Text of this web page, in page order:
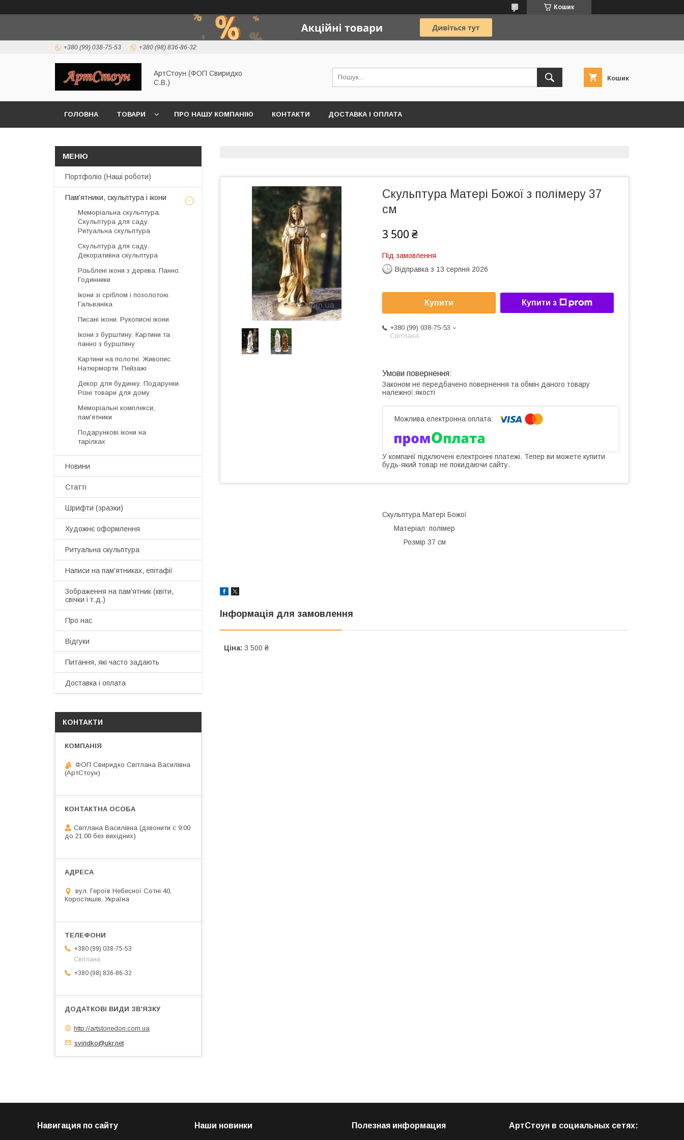
Кошик
+380 (99) 038-75-53 +380 (98) 836-86-32
АртСтоун (ФОП Свиридко
С.В.)
Кошик
ГОЛОВНА ТОВАРИ ПРО НАШУ КОМПАНІЮ КОНТАКТИ ДОСТАВКА І ОПЛАТА
Скульптура Матері Божої з полімеру 37
см
3 500 ₴
Під замовлення
Відправка з 13 серпня 2026
Купити Купити з
+380 (99) 038-75-53
Світлана
Законом не передбачено повернення та обмін даного товару
належної якості
У компанії підключені електронні платежі. Тепер ви можете купити
будь-який товар не покидаючи сайту.
Скульптура Матері Божої
Матеріал: полімер
Розмір 37 см
Інформація для замовлення
Ціна: 3 500 ₴
Портфоліо (Наші роботи)
Пам'ятники, скульптура і ікони
Меморіальна скульптура.
Скульптура для саду.
Ритуальна скульптура
Скульптура для саду.
Декоративна скульптура
Різьблені ікони з дерева. Панно.
Годинники
Ікони зі сріблом і позолотою.
Гальваніка
Писані ікони. Рукописні ікони
Ікони з бурштину. Картини та
панно з бурштину
Картини на полотні. Живопис.
Натюрморти. Пейзажі
Декор для будинку. Подарунки.
Різні товари для дому
Меморіальні комплекси,
пам'ятники
Подарункові ікони на
тарілках
Новини
Статті
Шрифти (зразки)
Художнє оформлення
Ритуальна скульптура
Написи на пам'ятниках, епітафії
Зображення на пам'ятник (квіти,
свічки і т.д.)
Про нас
Відгуки
Питання, які часто задають
Доставка і оплата
КОНТАКТИ
ФОП Свиридко Світлана Василівна
(АртСтоун)
Світлана Василівна (дзвонити с 9:00
до 21:00 без вихідних)
вул. Героїв Небесної Сотні 40,
Коростишів, Україна
+380 (99) 038-75-53
Світлана
+380 (98) 836-86-32
http://artstonedon.com.ua
sviridko@ukr.net
Навигация по сайту Наши новинки Полезная информация АртСтоун в социальных сетях: